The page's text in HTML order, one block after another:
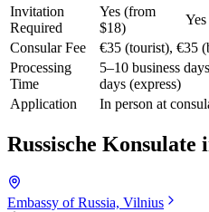
Invitation
Required
Yes (from
$18)
Consular Fee
€35 (tourist), €35
Processing
Time
5–10 business
days (express)
Application
In person at
Russische Konsulate
Embassy of Russia, Vilnius